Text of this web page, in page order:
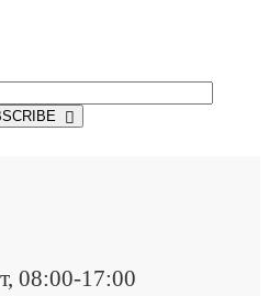
08:00-17:00